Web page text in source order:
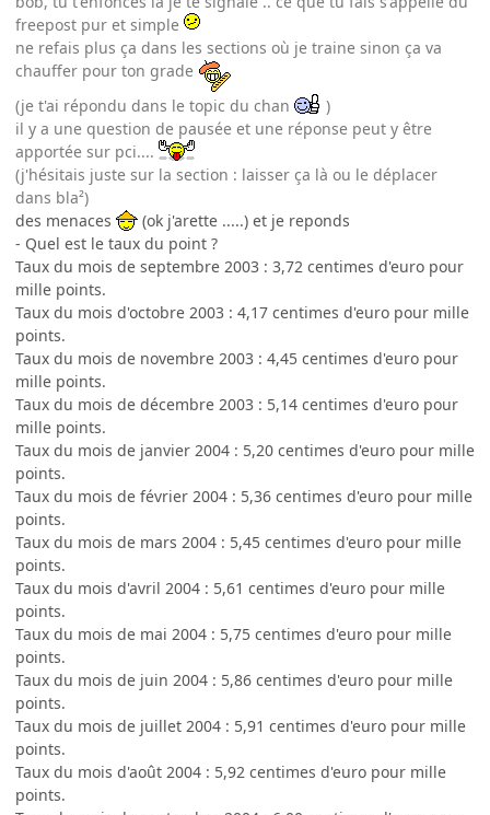
freepost pur et simple
ne refais plus ça dans les sections où je traine sinon ça va
chauffer pour ton grade
(je t'ai répondu dans le topic du chan
)
il y a une question de pausée et une réponse peut y être
apportée sur pci....
(j'hésitais juste sur la section : laisser ça là ou le déplacer
dans bla²)
des menaces
(ok j'arette .....) et je reponds
- Quel est le taux du point ?
Taux du mois de septembre 2003 : 3,72 centimes d'euro pour
mille points.
Taux du mois d'octobre 2003 : 4,17 centimes d'euro pour mille
points.
Taux du mois de novembre 2003 : 4,45 centimes d'euro pour
mille points.
Taux du mois de décembre 2003 : 5,14 centimes d'euro pour
mille points.
Taux du mois de janvier 2004 : 5,20 centimes d'euro pour mille
points.
Taux du mois de février 2004 : 5,36 centimes d'euro pour mille
points.
Taux du mois de mars 2004 : 5,45 centimes d'euro pour mille
points.
Taux du mois d'avril 2004 : 5,61 centimes d'euro pour mille
points.
Taux du mois de mai 2004 : 5,75 centimes d'euro pour mille
points.
Taux du mois de juin 2004 : 5,86 centimes d'euro pour mille
points.
Taux du mois de juillet 2004 : 5,91 centimes d'euro pour mille
points.
Taux du mois d'août 2004 : 5,92 centimes d'euro pour mille
points.